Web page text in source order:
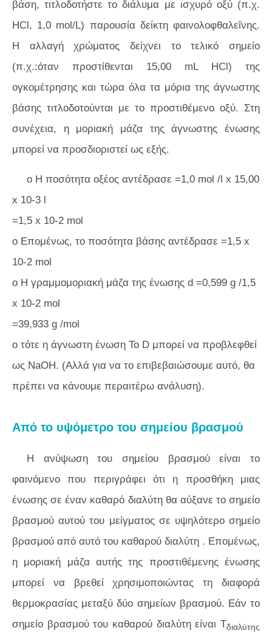
βάση, τιτλοδοτήστε το διάλυμα με ισχυρό οξύ (π.χ.
HCl, 1,0 mol/L) παρουσία δείκτη φαινολοφθαλεΐνης.
Η αλλαγή χρώματος δείχνει το τελικό σημείο
(π.χ.:όταν προστίθενται 15,00 mL HCl) της
ογκομέτρησης και τώρα όλα τα μόρια της άγνωστης
βάσης τιτλοδοτούνται με το προστιθέμενο οξύ. Στη
συνέχεια, η μοριακή μάζα της άγνωστης ένωσης
μπορεί να προσδιοριστεί ως εξής.
o Η ποσότητα οξέος αντέδρασε =1,0 mol /l x 15,00
x 10-3 l
=1,5 x 10-2 mol
o Επομένως, το ποσότητα βάσης αντέδρασε =1,5 x
10-2 mol
o Η γραμμομοριακή μάζα της ένωσης d =0,599 g /1,5
x 10-2 mol
=39,933 g /mol
o τότε η άγνωστη ένωση Το D μπορεί να προβλεφθεί
ως NaOH. (Αλλά για να το επιβεβαιώσουμε αυτό, θα
πρέπει να κάνουμε περαιτέρω ανάλυση).
Από το υψόμετρο του σημείου βρασμού
Η ανύψωση του σημείου βρασμού είναι το
φαινόμενο που περιγράφει ότι η προσθήκη μιας
ένωσης σε έναν καθαρό διαλύτη θα αύξανε το σημείο
βρασμού αυτού του μείγματος σε υψηλότερο σημείο
βρασμού από αυτό του καθαρού διαλύτη . Επομένως,
η μοριακή μάζα αυτής της προστιθέμενης ένωσης
μπορεί να βρεθεί χρησιμοποιώντας τη διαφορά
θερμοκρασίας μεταξύ δύο σημείων βρασμού. Εάν το
σημείο βρασμού του καθαρού διαλύτη είναι Tδιαλύτης